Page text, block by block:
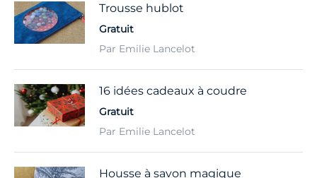
Trousse hublot
Gratuit
Par Emilie Lancelot
16 idées cadeaux à coudre
Gratuit
Par Emilie Lancelot
Housse à savon magique